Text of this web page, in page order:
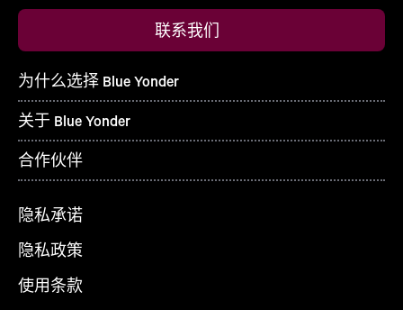
联系我们
为什么选择 Blue Yonder
关于 Blue Yonder
合作伙伴
隐私承诺
隐私政策
使用条款